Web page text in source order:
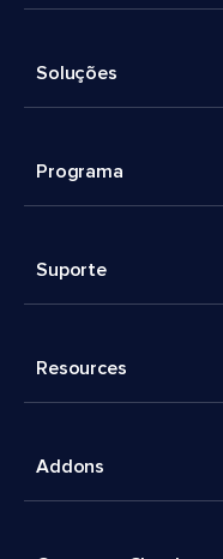
Soluções
Programa
Suporte
Resources
Addons